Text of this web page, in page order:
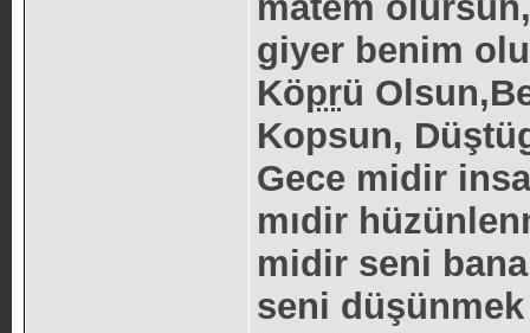
giyer benim
Köprü
Kopsun,
Gece midir
mıdir
midir seni
seni